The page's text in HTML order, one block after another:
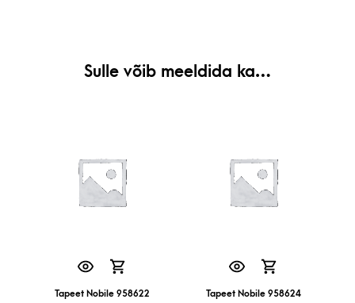
Sulle võib meeldida ka…
Tapeet Nobile 958622 Tapeet Nobile 958624